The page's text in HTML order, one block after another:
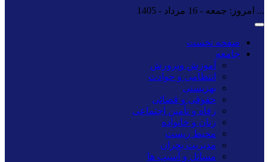
... امروز: جمعه - 16 مرداد - 1405
صفحه نخست
جامعه
آموزش وپرورش
انتظامی و حوادث
بهزیستی
حقوقی و قضائی
رفاه و تأمین اجتماعی
زنان و خانواده
محیط زیست
مدیریت بحران
مسائل و آسیب ها